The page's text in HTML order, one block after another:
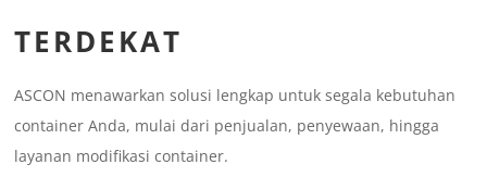
TERDEKAT
ASCON menawarkan solusi lengkap untuk segala kebutuhan
container Anda, mulai dari penjualan, penyewaan, hingga
layanan modifikasi container.